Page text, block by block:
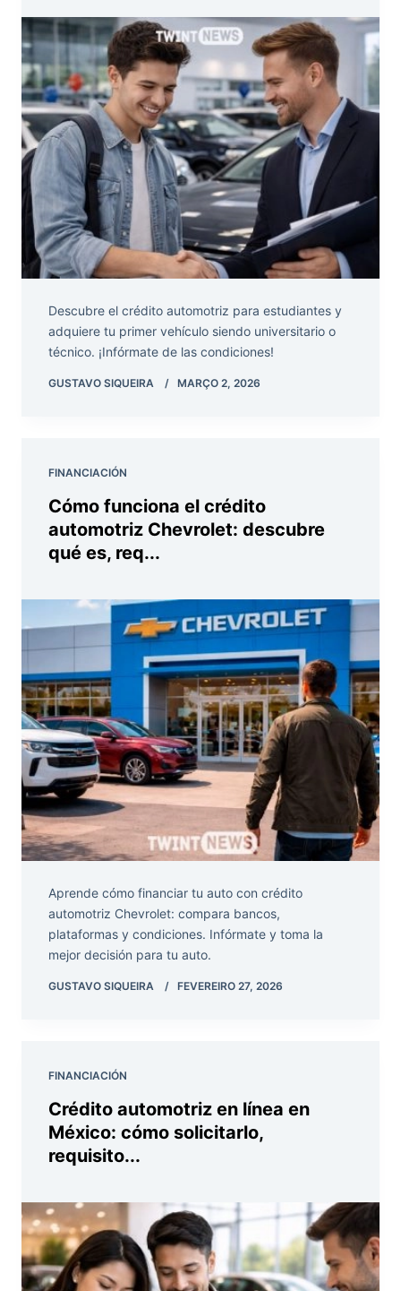
Descubre el crédito automotriz para estudiantes y
adquiere tu primer vehículo siendo universitario o
técnico. ¡Infórmate de las condiciones!
GUSTAVO SIQUEIRA MARÇO 2, 2026
FINANCIACIÓN
Cómo funciona el crédito
automotriz Chevrolet: descubre
qué es, req...
Aprende cómo financiar tu auto con crédito
automotriz Chevrolet: compara bancos,
plataformas y condiciones. Infórmate y toma la
mejor decisión para tu auto.
GUSTAVO SIQUEIRA FEVEREIRO 27, 2026
FINANCIACIÓN
Crédito automotriz en línea en
México: cómo solicitarlo,
requisito...